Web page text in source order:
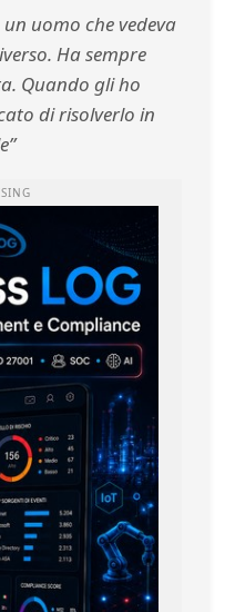
uomo che vedeva
Ha sempre
Quando gli ho
di risolverlo in